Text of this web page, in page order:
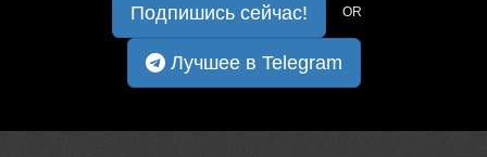
Подпишись сейчас! OR
Лучшее в Telegram